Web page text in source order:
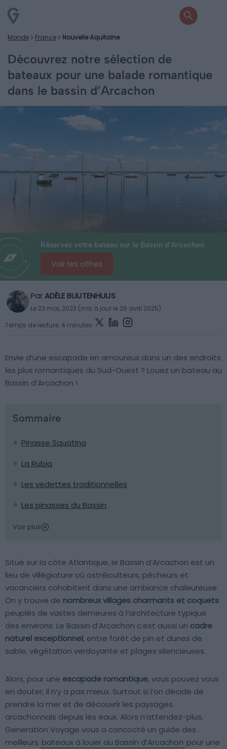
Monde France Nouvelle Aquitaine
Découvrez notre sélection de
bateaux pour une balade romantique
dans le bassin d’Arcachon
Réservez votre bateau sur le Bassin d'Arcachon
Voir les offres
ParADÈLE BUIJTENHUIJS
Le 23 mai, 2023 (mis à jour le 26 avril 2025)
Temps de lecture: 4 minutes
Envie d’une escapade en amoureux dans un des endroits
les plus romantiques du Sud-Ouest ? Louez un bateau au
Bassin d’Arcachon !
Sommaire
Pinasse Squatina
La Rubia
Les vedettes traditionnelles
Les pinasses du Bassin
Voir plus
Situé sur la côte Atlantique, le Bassin d’Arcachon est un
lieu de villégiature où ostréiculteurs, pêcheurs et
vacanciers cohabitent dans une ambiance chaleureuse.
On y trouve de nombreux villages charmants et coquets
peuplés de vastes demeures à l’architecture typique
des environs. Le Bassin d’Arcachon c’est aussi un cadre
naturel exceptionnel, entre forêt de pin et dunes de
sable, végétation verdoyante et plages silencieuses.
Alors, pour une escapade romantique, vous pouvez vous
en douter, il n’y a pas mieux. Surtout si l’on décide de
prendre la mer et de découvrir les paysages
arcachonnais depuis les eaux. Alors n’attendez-plus,
Generation Voyage vous a concocté un guide des
meilleurs bateaux à louer au Bassin d’Arcachon pour une